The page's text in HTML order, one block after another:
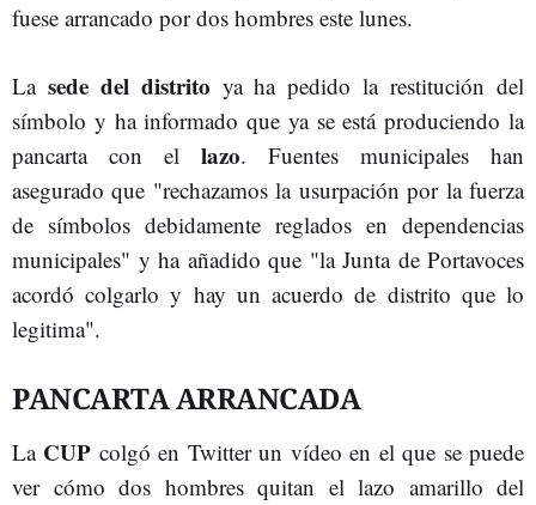
fuese arrancado por dos hombres este lunes.
La sede del distrito ya ha pedido la restitución del
símbolo y ha informado que ya se está produciendo la
pancarta con el lazo. Fuentes municipales han
asegurado que "rechazamos la usurpación por la fuerza
de símbolos debidamente reglados en dependencias
municipales" y ha añadido que "la Junta de Portavoces
acordó colgarlo y hay un acuerdo de distrito que lo
legitima".
PANCARTA ARRANCADA
La CUP colgó en Twitter un vídeo en el que se puede
ver cómo dos hombres quitan el lazo amarillo del